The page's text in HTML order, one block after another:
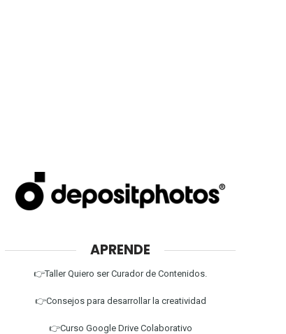
APRENDE
👉Taller Quiero ser Curador de Contenidos.
👉Consejos para desarrollar la creatividad
👉Curso Google Drive Colaborativo